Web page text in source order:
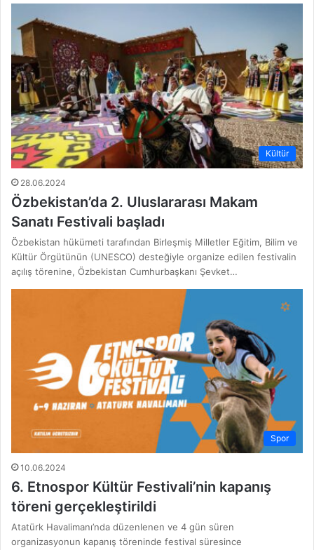
Kültür
28.06.2024
Özbekistan’da 2. Uluslararası Makam
Sanatı Festivali başladı
Özbekistan hükümeti tarafından Birleşmiş Milletler Eğitim, Bilim ve
Kültür Örgütünün (UNESCO) desteğiyle organize edilen festivalin
açılış törenine, Özbekistan Cumhurbaşkanı Şevket…
Spor
10.06.2024
6. Etnospor Kültür Festivali’nin kapanış
töreni gerçekleştirildi
Atatürk Havalimanı’nda düzenlenen ve 4 gün süren
organizasyonun kapanış töreninde festival süresince